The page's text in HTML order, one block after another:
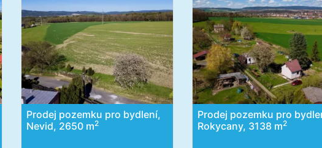
Prodej pozemku pro bydlení,
Nevid, 2650 m2
Prodej pozemku pro
Rokycany, 3138 m2